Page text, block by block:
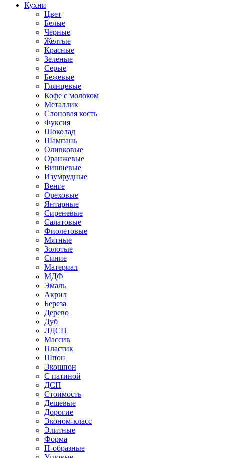
Кухни
Цвет
Белые
Черные
Желтые
Красные
Зеленые
Серые
Бежевые
Глянцевые
Кофе с молоком
Металлик
Слоновая кость
Фуксия
Шоколад
Шампань
Оливковые
Оранжевые
Вишневые
Изумрудные
Венге
Ореховые
Янтарные
Сиреневые
Салатовые
Фиолетовые
Мятные
Золотые
Синие
Материал
МДФ
Эмаль
Акрил
Береза
Дерево
Дуб
ЛДСП
Массив
Пластик
Шпон
Экошпон
С патиной
ДСП
Стоимость
Дешевые
Дорогие
Эконом-класс
Элитные
Форма
П-образные